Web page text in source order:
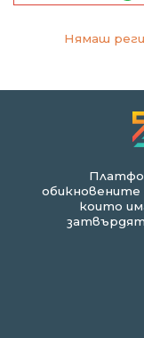
Нямаш
обикновените
които
затвърдят